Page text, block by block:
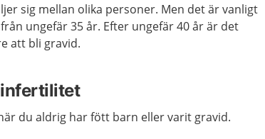
sig mellan olika personer. Men det är vanligt
ungefär 35 år. Efter ungefär 40 år är det
att bli gravid.
infertilitet
du aldrig har fött barn eller varit gravid.